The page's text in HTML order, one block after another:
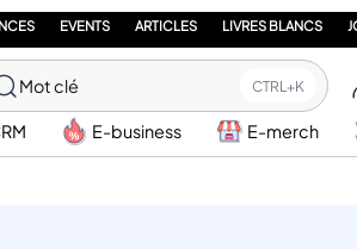
EVENTS ARTICLES LIVRES BLANCS
Mot clé CTRL+K
E-business E-merch